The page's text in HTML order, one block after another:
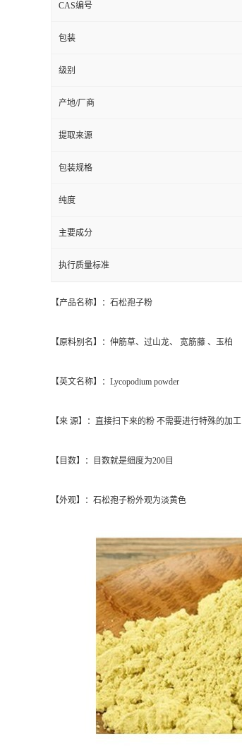
CAS编号
包装
级别
产地/厂商
提取来源
包装规格
纯度
主要成分
执行质量标准
【产品名称】：石松孢子粉
【原料别名】：伸筋草、过山龙、 宽筋藤 、玉柏
【英文名称】：Lycopodium powder
【来 源】：直接扫下来的粉 不需要进行特殊的加工
【目数】：目数就是细度为200目
【外观】：石松孢子粉外观为淡黄色